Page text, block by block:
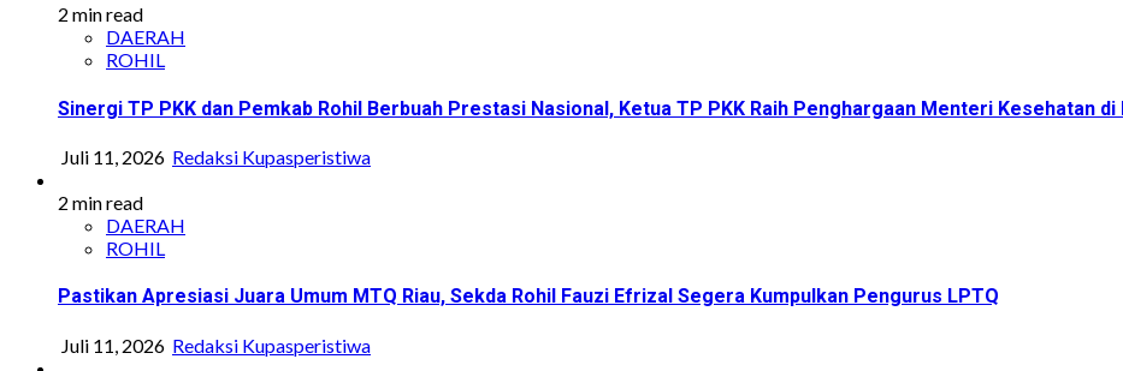
2 min read
DAERAH
ROHIL
Sinergi TP PKK dan Pemkab Rohil Berbuah Prestasi Nasional, Ketua TP PKK Raih Penghargaan Menteri Kesehatan di
Juli 11, 2026 Redaksi Kupasperistiwa
2 min read
DAERAH
ROHIL
Pastikan Apresiasi Juara Umum MTQ Riau, Sekda Rohil Fauzi Efrizal Segera Kumpulkan Pengurus LPTQ
Juli 11, 2026 Redaksi Kupasperistiwa